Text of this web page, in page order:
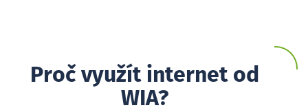
Proč využít internet od
WIA?